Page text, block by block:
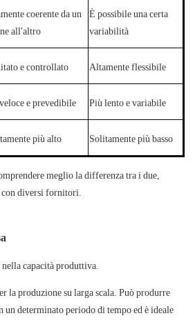
coerente da un
all'altro
È possibile una certa
variabilità
e controllato Altamente flessibile
e prevedibile Più lento e variabile
più alto Solitamente più basso
meglio la differenza tra i due,
con diversi fornitori.
capacità produttiva.
la produzione su larga scala. Può produrre
determinato periodo di tempo ed è ideale